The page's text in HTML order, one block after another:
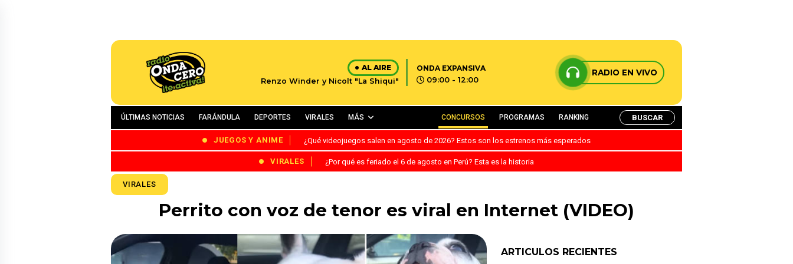
AL AIRE
Renzo Winder y Nicolt "La Shiqui"
ONDA EXPANSIVA
09:00 - 12:00
RADIO EN VIVO
ÚLTIMAS NOTICIAS FARÁNDULA DEPORTES VIRALES MÁS CONCURSOS PROGRAMAS RANKING BUSCAR
JUEGOS Y ANIME ¿Qué videojuegos salen en agosto de 2026? Estos son los estrenos más esperados
VIRALES ¿Por qué es feriado el 6 de agosto en Perú? Esta es la historia
VIRALES
Perrito con voz de tenor es viral en Internet (VIDEO)
ARTICULOS RECIENTES